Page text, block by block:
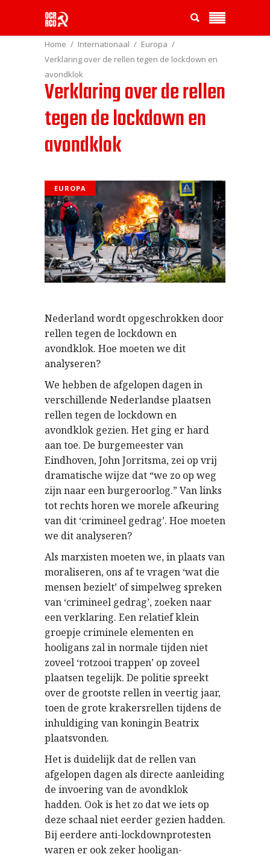
Home Internationaal
Europa
Verklaring over de rellen tegen de lockdown en
avondklok
Verklaring over de rellen
tegen de lockdown en
avondklok
EUROPA
Nederland wordt opgeschrokken door
rellen tegen de lockdown en
avondklok. Hoe moeten we dit
analyseren?
We hebben de afgelopen dagen in
verschillende Nederlandse plaatsen
rellen tegen de lockdown en
avondklok gezien. Het ging er hard
aan toe. De burgemeester van
Eindhoven, John Jorritsma, zei op vrij
dramatische wijze dat “we zo op weg
zijn naar een burgeroorlog.” Van links
tot rechts horen we morele afkeuring
van dit ‘crimineel gedrag’. Hoe moeten
we dit analyseren?
Als marxisten moeten we, in plaats van
moraliseren, ons af te vragen ‘wat die
mensen bezielt’ of simpelweg spreken
van ‘crimineel gedrag’, zoeken naar
een verklaring. Een relatief klein
groepje criminele elementen en
hooligans zal in normale tijden niet
zoveel ‘rotzooi trappen’ op zoveel
plaatsen tegelijk. De politie spreekt
over de grootste rellen in veertig jaar,
toen de grote krakersrellen tijdens de
inhuldiging van koningin Beatrix
plaatsvonden.
Het is duidelijk dat de rellen van
afgelopen dagen als directe aanleiding
de invoering van de avondklok
hadden. Ook is het zo dat we iets op
deze schaal niet eerder gezien hadden.
Bij eerdere anti-lockdownprotesten
waren er ook zeker hooligan-